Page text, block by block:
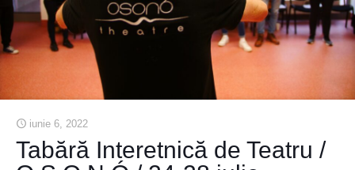
iunie 6, 2022
Tabără Interetnică de Teatru /